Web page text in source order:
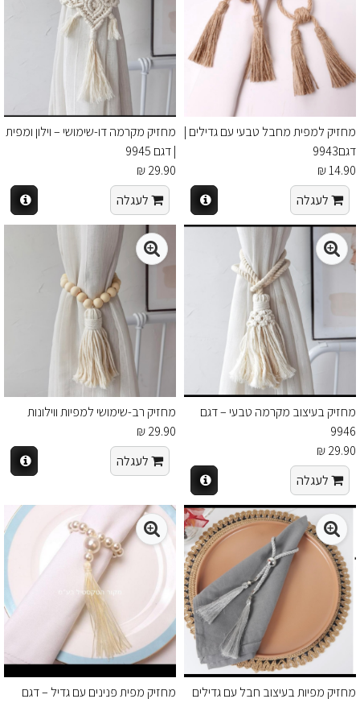
מחזיק למפית מחבל טבעי עם גדילים |
דגם9943
14.90 ₪
לעגלה
מחזיק מקרמה דו-שימושי – וילון ומפית
| דגם 9945
29.90 ₪
לעגלה
מחזיק בעיצוב מקרמה טבעי – דגם
9946
29.90 ₪
לעגלה
מחזיק רב-שימושי למפיות ווילונות
29.90 ₪
לעגלה
מחזיק מפיות בעיצוב חבל עם גדילים
מחזיק מפית פנינים עם גדיל – דגם